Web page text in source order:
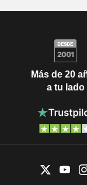
Más de 20
a tu lado